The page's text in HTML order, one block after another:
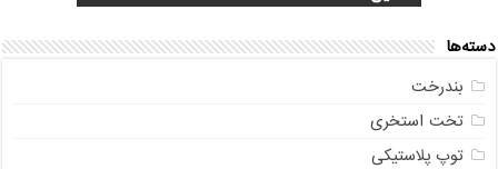
دسته‌ها
بندرخت
تخت استخری
توپ پلاستیکی